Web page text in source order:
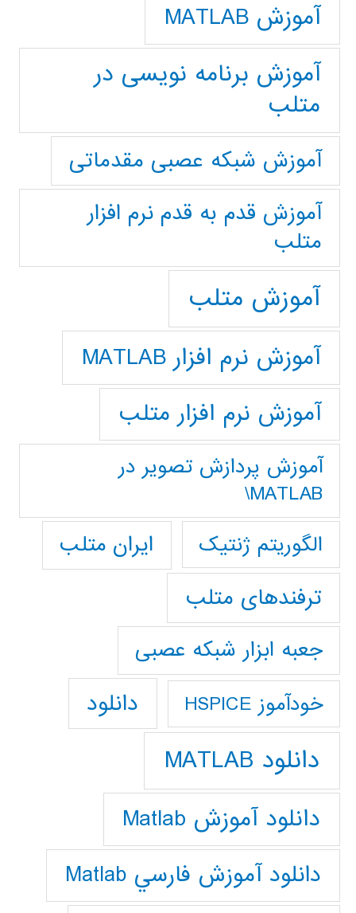
آموزش MATLAB
آموزش برنامه نویسی در
متلب
آموزش شبکه عصبی مقدماتی
آموزش قدم به قدم نرم افزار
متلب
آموزش متلب
آموزش نرم افزار MATLAB
آموزش نرم افزار متلب
آموزش پردازش تصوير در
MATLAB\
الگوریتم ژنتیک
ایران متلب
ترفندهای متلب
جعبه ابزار شبکه عصبی
خودآموز HSPICE دانلود
دانلود MATLAB
دانلود آموزش Matlab
دانلود آموزش فارسي Matlab